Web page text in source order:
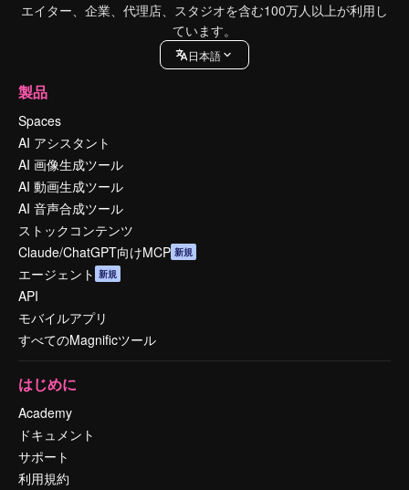
エイター、企業、代理店、スタジオを含む100万人以上が利用し
ています。
日本語
製品
Spaces
AI アシスタント
AI 画像生成ツール
AI 動画生成ツール
AI 音声合成ツール
ストックコンテンツ
Claude/ChatGPT向けMCP 新規
エージェント 新規
API
モバイルアプリ
すべてのMagnificツール
はじめに
Academy
ドキュメント
サポート
利用規約